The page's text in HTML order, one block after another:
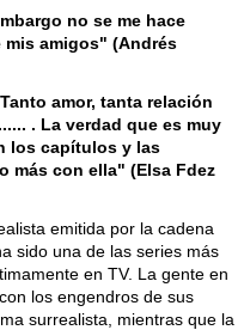
no se me hace
mis amigos" (Andrés
amor, tanta relación
. La verdad que es muy
los capítulos y las
más con ella" (Elsa Fdez
emitida por la cadena
sido una de las series más
en TV. La gente en
los engendros de sus
surrealista, mientras que la